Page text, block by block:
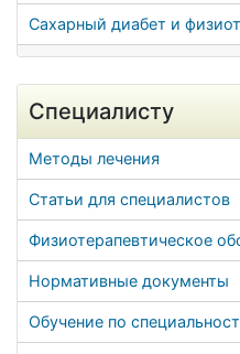
Сахарный диабет и
Специалисту
Методы лечения
Статьи для специалистов
Физиотерапевтическое
Нормативные документы
Обучение по